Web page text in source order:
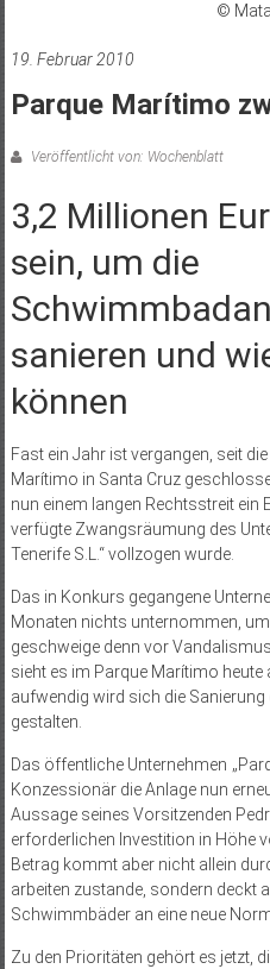
©
19. Februar 2010
Parque Marítimo
Veröffentlicht von: Wochenblatt
3,2 Millionen
sein, um die
sanieren und
können
Fast ein Jahr ist vergangen, seit
Marítimo in Santa Cruz
nun einem langen Rechtsstreit ein
verfügte Zwangsräumung des
Tenerife S.L.“ vollzogen wurde.
Das in Konkurs gegangene
Monaten nichts unternommen,
geschweige denn vor
sieht es im Parque Marítimo
aufwendig wird sich die
gestalten.
Das öffentliche Unternehmen
Konzessionär die Anlage nun
Aussage seines Vorsitzenden
erforderlichen Investition in Höhe
Betrag kommt aber nicht allein
arbeiten zustande, sondern deckt
Schwimmbäder an eine neue
Zu den Prioritäten gehört es jetzt,